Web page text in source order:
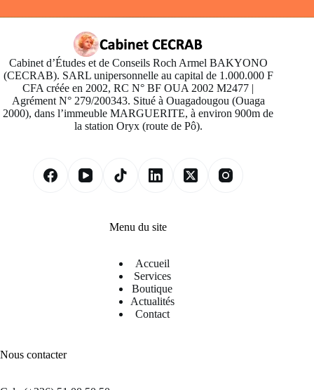
Cabinet d’Études et de Conseils Roch Armel BAKYONO
(CECRAB). SARL unipersonnelle au capital de 1.000.000 F
CFA créée en 2002, RC N° BF OUA 2002 M2477 |
Agrément N° 279/200343. Situé à Ouagadougou (Ouaga
2000), dans l’immeuble MARGUERITE, à environ 900m de
la station Oryx (route de Pô).
Menu du site
Accueil
Services
Boutique
Actualités
Contact
Nous contacter